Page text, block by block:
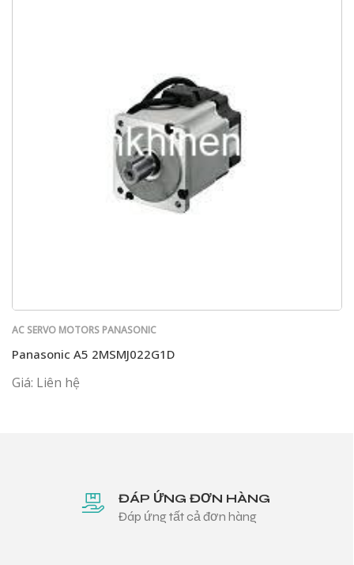
AC SERVO MOTORS PANASONIC
Panasonic A5 2MSMJ022G1D
Giá: Liên hệ
ĐÁP ỨNG ĐƠN HÀNG
Đáp ứng tất cả đơn hàng